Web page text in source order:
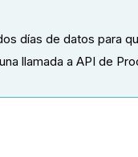
días de datos para
llamada a API de